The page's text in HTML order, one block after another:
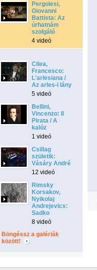
Pergolesi,
Giovanni
Battista: Az
úrhatnám
szolgáló
4 videó
Cilea,
Francesco:
L'arlesiana /
Az arles-i lány
5 videó
Bellini,
Vincenzo: Il
Pirata / A
kalóz
1 videó
Csillag
születik:
Vásáry André
12 videó
Rimsky
Korsakov,
Nyikolaj
Andrejevics:
Sadko
8 videó
Böngéssz a galériák
között!